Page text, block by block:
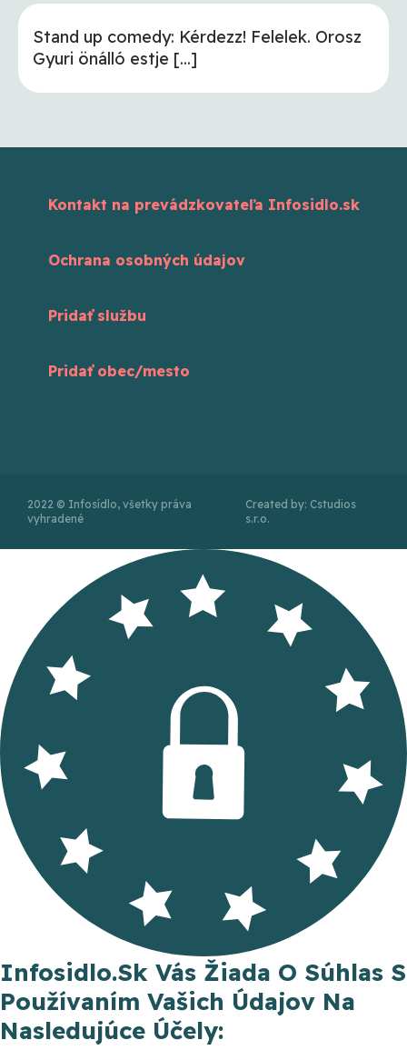
Stand up comedy: Kérdezz! Felelek. Orosz
Gyuri önálló estje [...]
Kontakt na prevádzkovateľa Infosidlo.sk
Ochrana osobných údajov
Pridať službu
Pridať obec/mesto
2022 © Infosídlo, všetky práva
vyhradené
Created by: Cstudios
s.r.o.
Infosidlo.sk Vás Žiada O Súhlas S
Používaním Vašich Údajov Na
Nasledujúce Účely: